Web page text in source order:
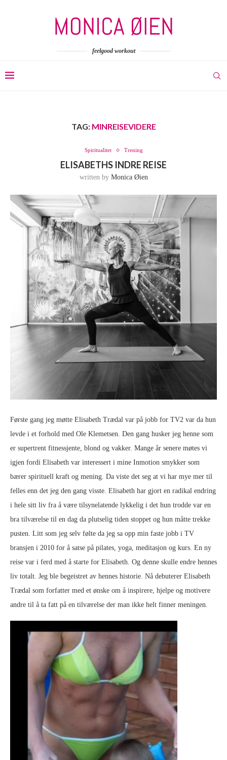
feelgood workout
TAG: MINREISEVIDERE
Spiritualitet Trening
ELISABETHS INDRE REISE
written by Monica Øien
Første gang jeg møtte Elisabeth Trædal var på jobb for TV2 var da hun
levde i et forhold med Ole Klemetsen. Den gang husker jeg henne som
er supertrent fitnessjente, blond og vakker. Mange år senere møtes vi
igjen fordi Elisabeth var interessert i mine Inmotion smykker som
bærer spirituell kraft og mening. Da viste det seg at vi har mye mer til
felles enn det jeg den gang visste. Elisabeth har gjort en radikal endring
i hele sitt liv fra å være tilsynelatende lykkelig i det hun trodde var en
bra tilværelse til en dag da plutselig tiden stoppet og hun måtte trekke
pusten. Litt som jeg selv følte da jeg sa opp min faste jobb i TV
bransjen i 2010 for å satse på pilates, yoga, meditasjon og kurs. En ny
reise var i ferd med å starte for Elisabeth. Og denne skulle endre hennes
liv totalt. Jeg ble begeistret av hennes historie. Nå debuterer Elisabeth
Trædal som forfatter med et ønske om å inspirere, hjelpe og motivere
andre til å ta fatt på en tilværelse der man ikke helt finner meningen.